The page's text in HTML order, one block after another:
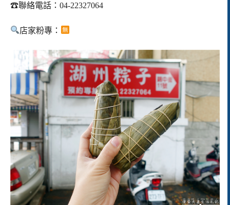
☎聯絡電話：04-22327064
店家粉專：